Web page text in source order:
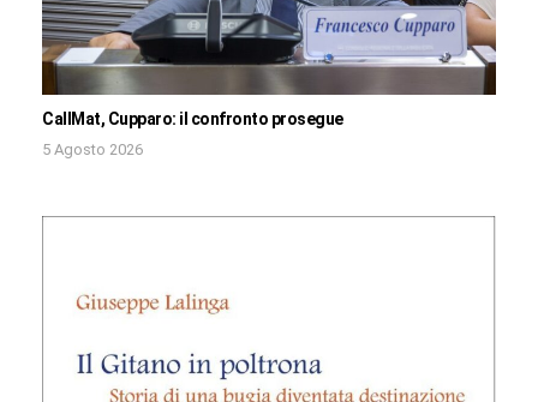
CallMat, Cupparo: il confronto prosegue
5 Agosto 2026